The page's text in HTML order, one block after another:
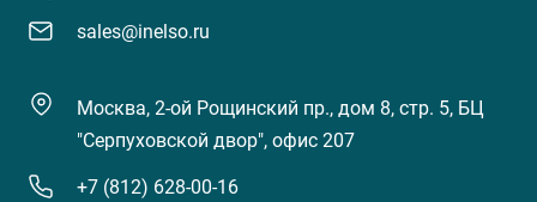
sales@inelso.ru
Москва, 2-ой Рощинский пр., дом 8, стр. 5, БЦ
"Серпуховской двор", офис 207
+7 (812) 628-00-16